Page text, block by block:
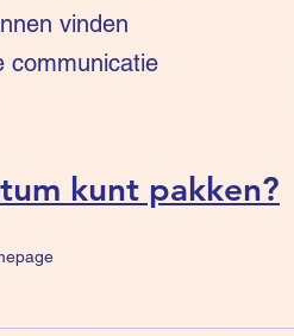
vinden
communicatie
kunt pakken?